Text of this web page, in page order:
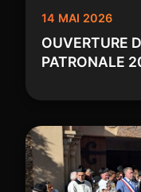
14 MAI 2026
OUVERTURE
PATRONALE